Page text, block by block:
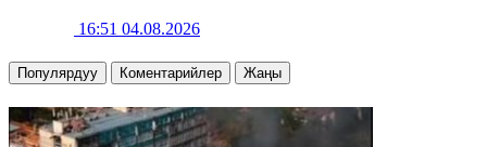
16:51 04.08.2026
Популярдуу Коментарийлер Жаңы